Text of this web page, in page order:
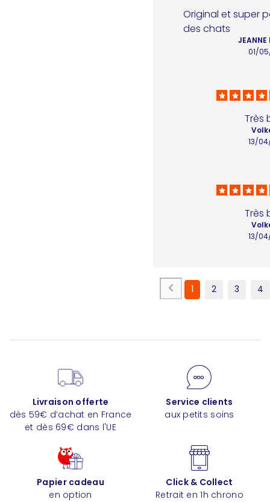
Original et super
des chats
01/
JEANNE
Très
13/
Très
13/
1 2 3 4
Livraison offerte
dès 59€ d’achat en France
et dès 69€ dans l'UE
Service clients
aux petits soins
Papier cadeau
en option
Click & Collect
Retrait en 1h chrono